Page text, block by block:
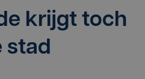
krijgt toch
stad